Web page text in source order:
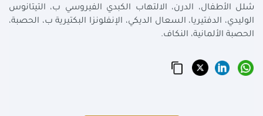
شلل الأطفال، الدرن، الالتهاب الكبدي الفيروسي ب، التيتانوس
الوليدي، الدفتيريا، السعال الديكي، الإنفلونزا البكتيرية ب، الحصبة،
الحصبة الألمانية، النكاف.